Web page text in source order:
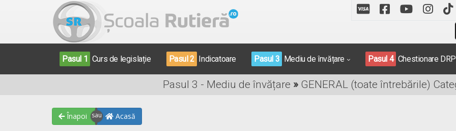
Pasul 1 Curs de legislație Pasul 2 Indicatoare Pasul 3 Mediu de învățare Pasul 4 Chestionare
Pasul 3 - Mediu de învățare » GENERAL (toate întrebările)
Înapoi Acasă